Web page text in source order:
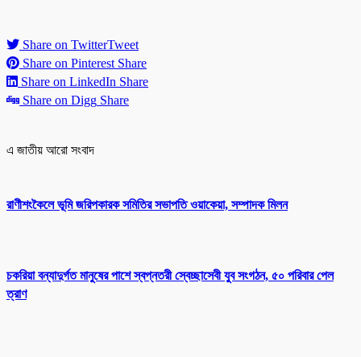
Share on TwitterTweet
Share on Pinterest Share
Share on LinkedIn Share
Share on Digg Share
এ জাতীয় আরো সংবাদ
রাণীশংকৈলে ভূমি জরিপকারক সমিতির সভাপতি ওয়াকেয়া, সম্পাদক মিলন
চকরিয়া বন্যাদুর্গত মানুষের পাশে স্বপ্নতরী স্বেচ্ছাসেবী যুব সংগঠন, ৫০ পরিবার পেল
ত্রাণ